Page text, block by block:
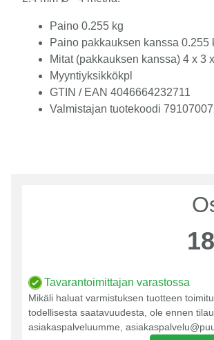
Paino 0.255 kg
Paino pakkauksen kanssa 0.255
Mitat (pakkauksen kanssa) 4 x 3
Myyntiyksikkökpl
GTIN / EAN 4046664232711
Valmistajan tuotekoodi
Tavarantoimittajan varastossa
Mikäli haluat varmistuksen tuotteen
todellisesta saatavuudesta, ole ennen
asiakaspalveluumme,